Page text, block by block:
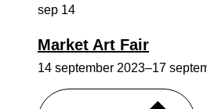
sep 14
Market Art Fair
14 september 2023–17